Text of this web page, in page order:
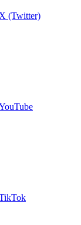
X (Twitter)